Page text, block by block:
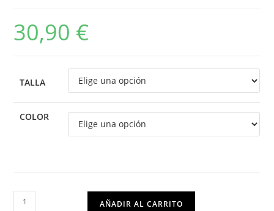
30,90 €
TALLA
COLOR
AÑADIR AL CARRITO